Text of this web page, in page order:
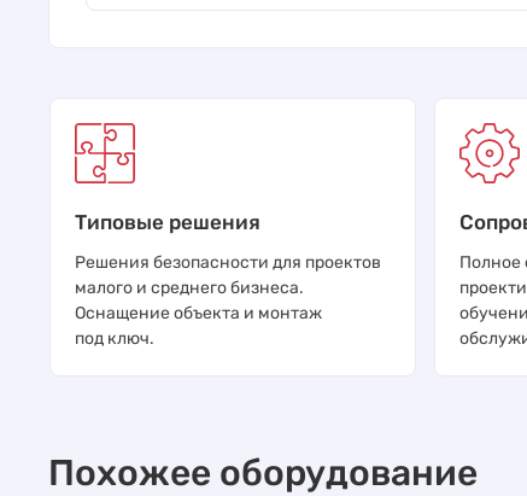
Типовые решения
Решения безопасности для проектов
малого и среднего бизнеса.
Оснащение объекта и монтаж
под ключ.
Полное
Похожее оборудование